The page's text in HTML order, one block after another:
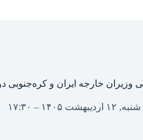
وزیران خارجه ایران و کره‌جنوبی
شنبه, ۱۲ اردیبهشت ۱۴۰۵ – ۱۷:۳۰